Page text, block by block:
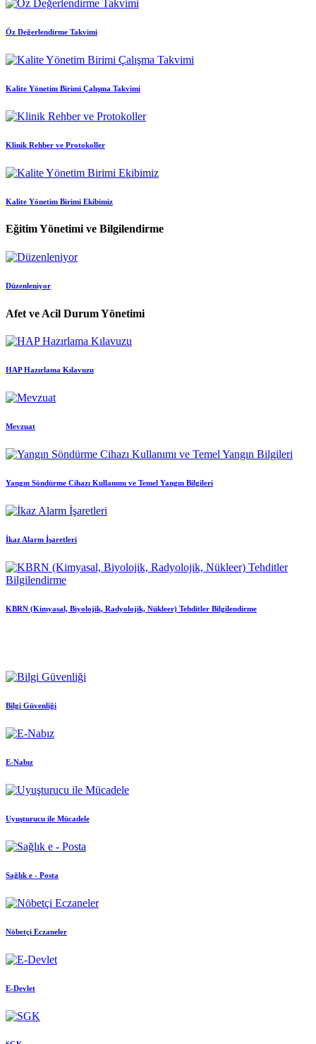
Öz Değerlendirme Takvimi
Kalite Yönetim Birimi Çalışma Takvimi
Klinik Rehber ve Protokoller
Kalite Yönetim Birimi Ekibimiz
Eğitim Yönetimi ve Bilgilendirme
Düzenleniyor
Afet ve Acil Durum Yönetimi
HAP Hazırlama Kılavuzu
Mevzuat
Yangın Söndürme Cihazı Kullanımı ve Temel Yangın Bilgileri
İkaz Alarm İşaretleri
KBRN (Kimyasal, Biyolojik, Radyolojik, Nükleer) Tehditler Bilgilendirme
Bilgi Güvenliği
E-Nabız
Uyuşturucu ile Mücadele
Sağlık e - Posta
Nöbetçi Eczaneler
E-Devlet